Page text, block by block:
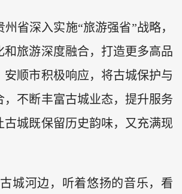
省深入实施“旅游强省”战略，
和旅游深度融合，打造更多高品
安顺市积极响应，将古城保护与
，不断丰富古城业态，提升服务
古城既保留历史韵味，又充满现
城河边，听着悠扬的音乐，看